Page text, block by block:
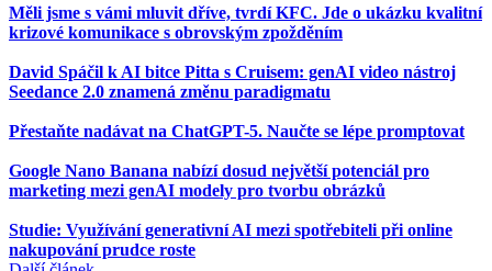
Měli jsme s vámi mluvit dříve, tvrdí KFC. Jde o ukázku kvalitní
krizové komunikace s obrovským zpožděním
David Spáčil k AI bitce Pitta s Cruisem: genAI video nástroj
Seedance 2.0 znamená změnu paradigmatu
Přestaňte nadávat na ChatGPT-5. Naučte se lépe promptovat
Google Nano Banana nabízí dosud největší potenciál pro
marketing mezi genAI modely pro tvorbu obrázků
Studie: Využívání generativní AI mezi spotřebiteli při online
nakupování prudce roste